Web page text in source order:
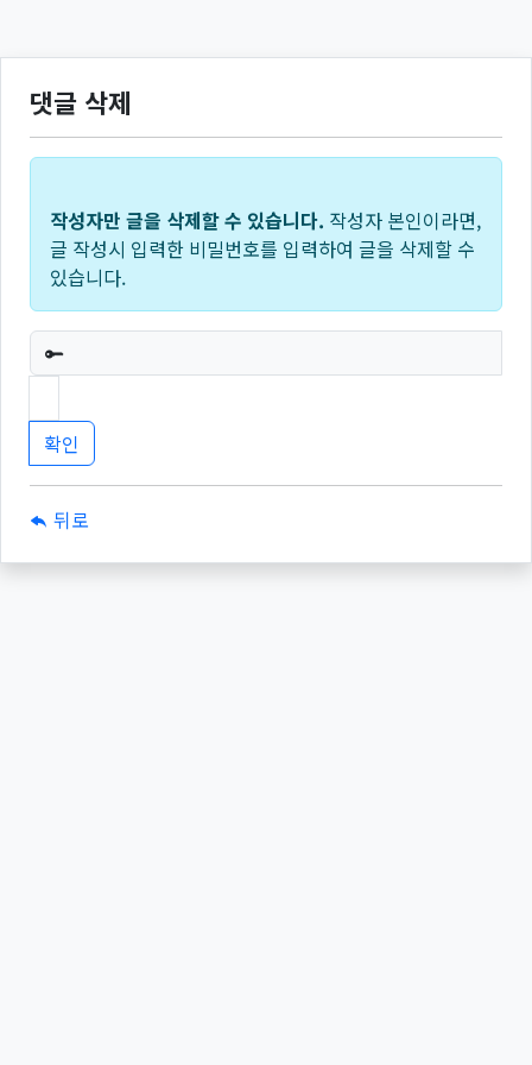
댓글 삭제
작성자만 글을 삭제할 수 있습니다. 작성자 본인이라면,
글 작성시 입력한 비밀번호를 입력하여 글을 삭제할 수
있습니다.
필수
뒤로